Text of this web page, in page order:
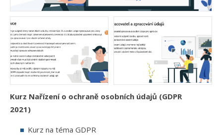
Kurz Nařízení o ochraně osobních údajů (GDPR
2021)
Kurz na téma GDPR